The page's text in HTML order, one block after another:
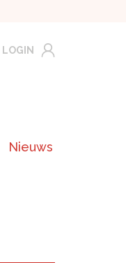
LOGIN
Nieuws